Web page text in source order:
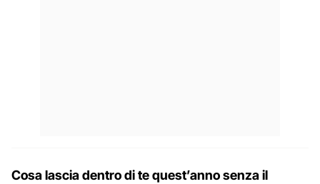
Cosa lascia dentro di te quest’anno senza il